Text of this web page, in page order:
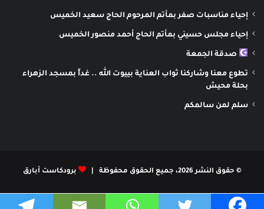
إحياء مناسبات صفر بمأتم المرحوم الحاج سعيد الخميس
إحياء مجلس حسيني بمأتم الحاج أحمد منصور الخميس
صدقة الجمعة
تطوع معنا وشاركنا ثواب العناية بييوت الله .. غداً بمسجد الزهراء
بحلة محيش
سلم لمن سالمكم
© حقوق النشر 2026، جميع الحقوق محفوظة | برودكاست أبارق